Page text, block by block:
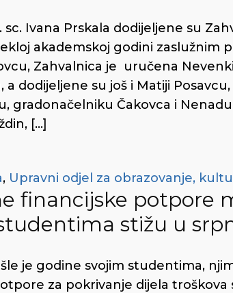
Ivana Prskala dodijeljene su
akademskoj godini zaslužnim
Zahvalnica je uručena
dodijeljene su još i Matiji
gradonačelniku Čakovca i
[…]
, Upravni odjel za obrazovanje,
financijske potpore
stižu u
je godine svojim studentima,
za pokrivanje dijela troškova